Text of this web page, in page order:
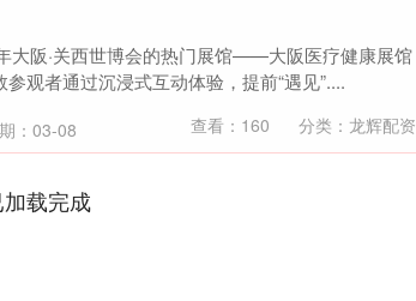
大阪·关西世博会的热门展馆——大阪医疗健康展馆
观者通过沉浸式互动体验，提前“遇见”....
：03-08 查看： 160 分类： 龙辉配资
载完成